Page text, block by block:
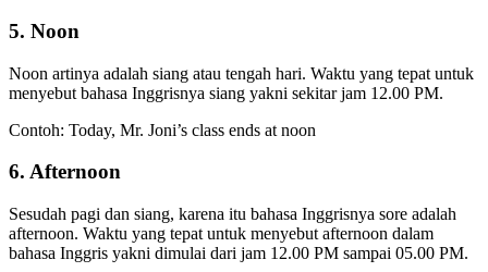
5. Noon
Noon artinya adalah siang atau tengah hari. Waktu yang tepat untuk
menyebut bahasa Inggrisnya siang yakni sekitar jam 12.00 PM.
Contoh: Today, Mr. Joni’s class ends at noon
6. Afternoon
Sesudah pagi dan siang, karena itu bahasa Inggrisnya sore adalah
afternoon. Waktu yang tepat untuk menyebut afternoon dalam
bahasa Inggris yakni dimulai dari jam 12.00 PM sampai 05.00 PM.